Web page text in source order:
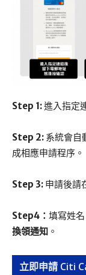
Step 1:進入指定
Step 2: 系統會自
成相應申請程序。
Step 3: 申請後請
Step4： 填寫姓
換領通知 。
立即申請 Citi